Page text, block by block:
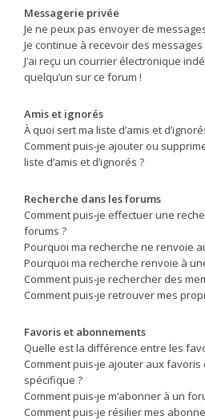
Messagerie privée
Je ne peux pas envoyer de
Je continue à recevoir des
J’ai reçu un courrier électronique
quelqu’un sur ce forum !
Amis et ignorés
À quoi sert ma liste d’amis et
Comment puis-je ajouter ou
liste d’amis et d’ignorés ?
Recherche dans les forums
Comment puis-je effectuer une
forums ?
Pourquoi ma recherche ne renvoie
Pourquoi ma recherche renvoie à
Comment puis-je rechercher des
Comment puis-je retrouver mes
Favoris et abonnements
Quelle est la différence entre les
Comment puis-je ajouter aux favoris
spécifique ?
Comment puis-je m’abonner à un
Comment puis-je résilier mes